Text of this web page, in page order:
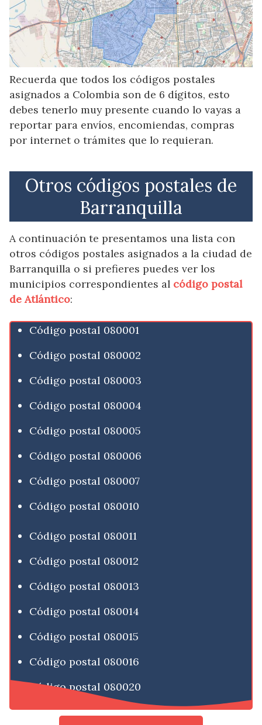
Recuerda que todos los códigos postales
asignados a Colombia son de 6 dígitos, esto
debes tenerlo muy presente cuando lo vayas a
reportar para envíos, encomiendas, compras
por internet o trámites que lo requieran.
Otros códigos postales de
Barranquilla
A continuación te presentamos una lista con
otros códigos postales asignados a la ciudad de
Barranquilla o si prefieres puedes ver los
municipios correspondientes al código postal
de Atlántico:
Código postal 080001
Código postal 080002
Código postal 080003
Código postal 080004
Código postal 080005
Código postal 080006
Código postal 080007
Código postal 080010
Código postal 080011
Código postal 080012
Código postal 080013
Código postal 080014
Código postal 080015
Código postal 080016
Código postal 080020